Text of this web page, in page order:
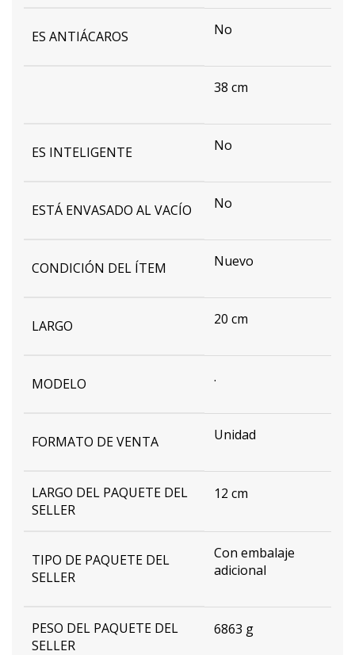
ES ANTIÁCAROS No
38 cm
ES INTELIGENTE No
ESTÁ ENVASADO AL VACÍO No
CONDICIÓN DEL ÍTEM Nuevo
LARGO 20 cm
MODELO .
FORMATO DE VENTA Unidad
LARGO DEL PAQUETE DEL
SELLER
12 cm
TIPO DE PAQUETE DEL
SELLER
Con embalaje
adicional
PESO DEL PAQUETE DEL
SELLER
6863 g